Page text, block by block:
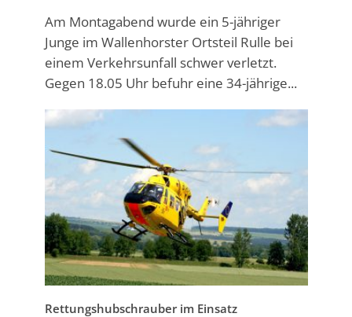
Am Montagabend wurde ein 5-jähriger
Junge im Wallenhorster Ortsteil Rulle bei
einem Verkehrsunfall schwer verletzt.
Gegen 18.05 Uhr befuhr eine 34-jährige...
Rettungshubschrauber im Einsatz